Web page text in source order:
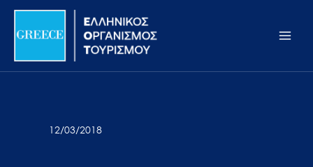
Σημείωση:
ιστότοπος
προσβασιμότητας.
Μετάβαση
περιεχόμενο
12/03/2018